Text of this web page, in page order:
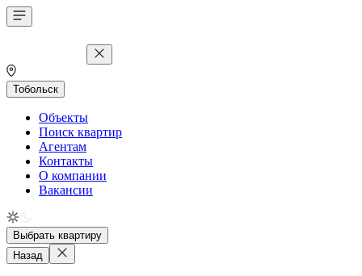
Тобольск
Объекты
Поиск квартир
Агентам
Контакты
О компании
Вакансии
Выбрать квартиру
Назад